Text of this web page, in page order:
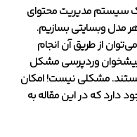
سیستم مدیریت محتوای
مدل وبسایتی بسازیم.
از طریق آن انجام
پیشخوان وردپرسی مشکل
مشکلی نیست! امکان
که در این مقاله به